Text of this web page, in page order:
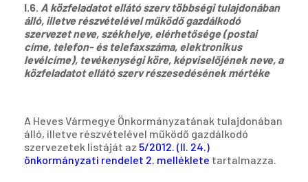
I.6. A közfeladatot ellátó szerv többségi tulajdonában
álló, illetve részvételével működő gazdálkodó
szervezet neve, székhelye, elérhetősége (postai
címe, telefon- és telefaxszáma, elektronikus
levélcíme), tevékenységi köre, képviselőjének neve, a
közfeladatot ellátó szerv részesedésének mértéke
A Heves Vármegye Önkormányzatának tulajdonában
álló, illetve részvételével működő gazdálkodó
szervezetek listáját az 5/2012. (II. 24.)
önkormányzati rendelet 2. melléklete tartalmazza.